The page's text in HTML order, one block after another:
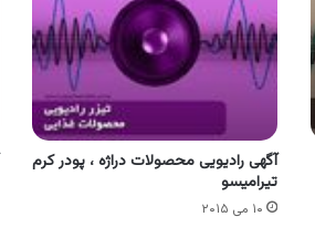
آگهی رادیویی محصولات دراژه ، پودر کرم
تیرامیسو
۱۰ می ۲۰۱۵